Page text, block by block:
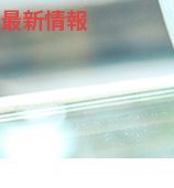
最新情報